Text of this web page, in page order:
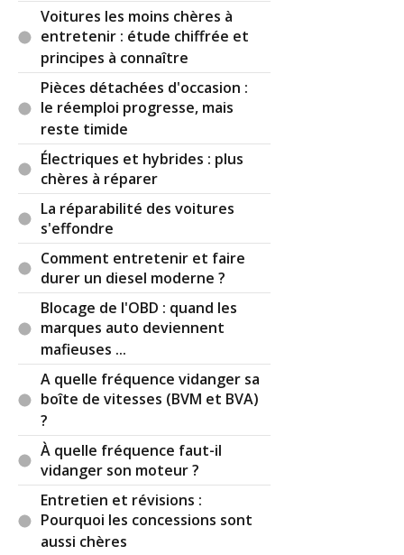
Admin : en effet cet article est à compléter avec
ces informations. Nous le ferons prochainement.
Réagir à ce commentaire
(Votre post sera visible sous le commentaire)
Voitures les moins chères à
entretenir : étude chiffrée et
principes à connaître
Pièces détachées d'occasion :
le réemploi progresse, mais
reste timide
Électriques et hybrides : plus
chères à réparer
La réparabilité des voitures
s'effondre
Comment entretenir et faire
durer un diesel moderne ?
Blocage de l'OBD : quand les
marques auto deviennent
mafieuses ...
A quelle fréquence vidanger sa
boîte de vitesses (BVM et BVA)
?
À quelle fréquence faut-il
vidanger son moteur ?
Entretien et révisions :
Pourquoi les concessions sont
aussi chères